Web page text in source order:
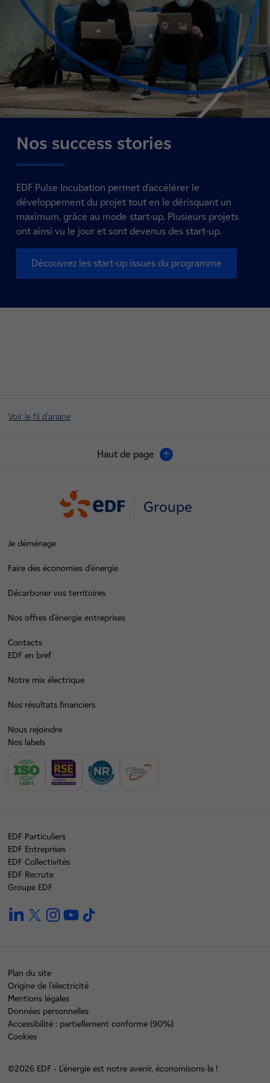
Nos success stories
EDF Pulse Incubation permet d’accélérer le
développement du projet tout en le dérisquant un
maximum, grâce au mode start-up. Plusieurs projets
ont ainsi vu le jour et sont devenus des start-up.
Découvrez les start-up issues du programme
Voir le fil d'ariane
Haut de page
Groupe
Je déménage
Faire des économies d’énergie
Décarboner vos territoires
Nos offres d’énergie entreprises
Contacts
EDF en bref
Notre mix électrique
Nos résultats financiers
Nous rejoindre
Nos labels
EDF Particuliers
EDF Entreprises
EDF Collectivités
EDF Recrute
Groupe EDF
linkedintwitterinstagramyoutube
Plan du site
Origine de l'électricité
Mentions légales
Données personnelles
Accessibilité : partiellement conforme (90%)
Cookies
©2026 EDF - L'énergie est notre avenir, économisons-la !